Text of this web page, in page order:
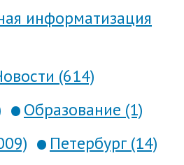
информатизация
(614)
Образование (1)
Петербург (14)